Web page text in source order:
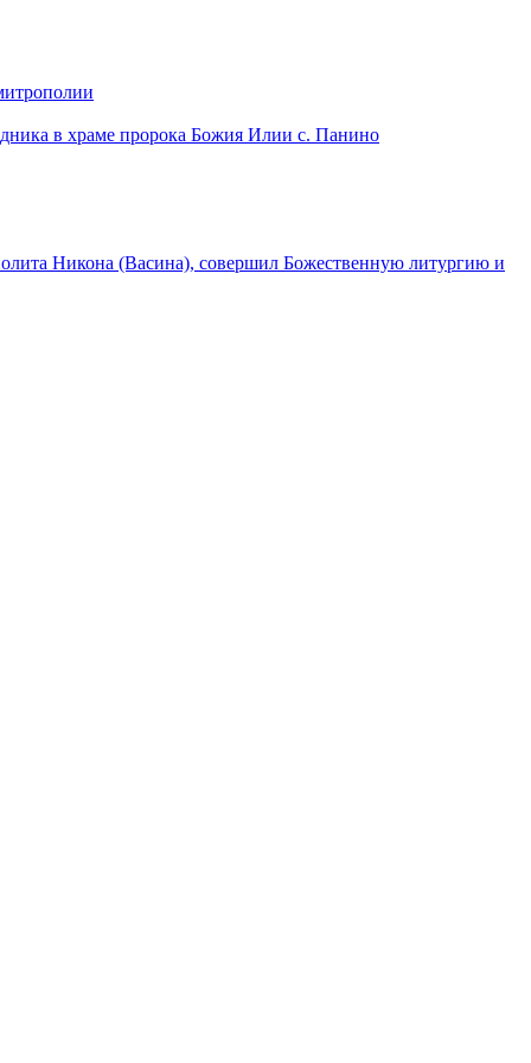
в храме пророка Божия Илии с. Панино
Никона (Васина), совершил Божественную литургию и